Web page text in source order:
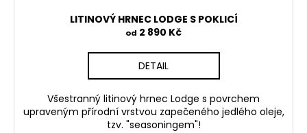
LITINOVÝ HRNEC LODGE S POKLICÍ
od 2 890 Kč
DETAIL
Všestranný litinový hrnec Lodge s povrchem
upraveným přírodní vrstvou zapečeného jedlého oleje,
tzv. "seasoningem"!